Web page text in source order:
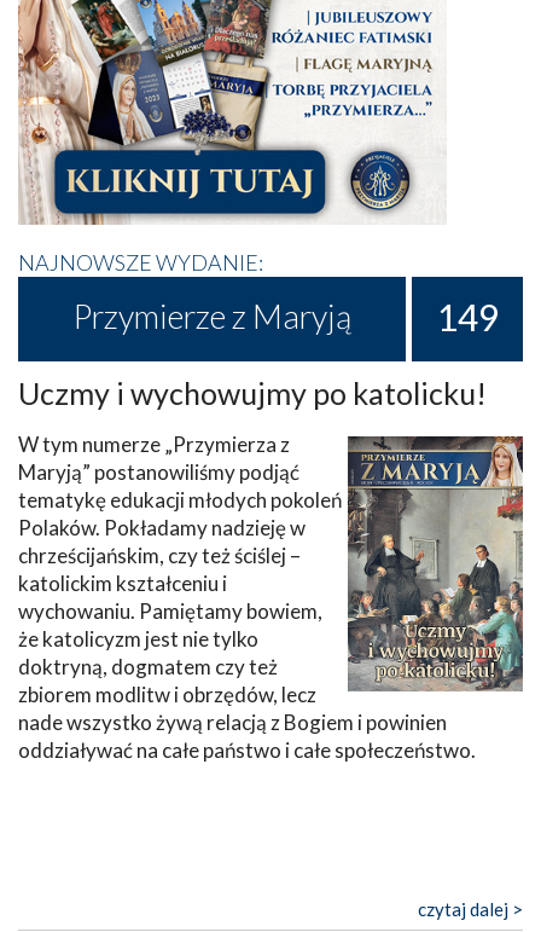
NAJNOWSZE WYDANIE:
Przymierze z Maryją 149
Uczmy i wychowujmy po katolicku!
W tym numerze „Przymierza z
Maryją” postanowiliśmy podjąć
tematykę edukacji młodych pokoleń
Polaków. Pokładamy nadzieję w
chrześcijańskim, czy też ściślej –
katolickim kształceniu i
wychowaniu. Pamiętamy bowiem,
że katolicyzm jest nie tylko
doktryną, dogmatem czy też
zbiorem modlitw i obrzędów, lecz
nade wszystko żywą relacją z Bogiem i powinien
oddziaływać na całe państwo i całe społeczeństwo.
czytaj dalej >